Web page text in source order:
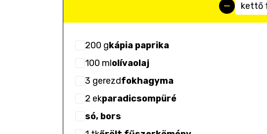
kettő
200 gkápia paprika
100 mlolívaolaj
3 gerezdfokhagyma
2 ekparadicsompüré
só, bors